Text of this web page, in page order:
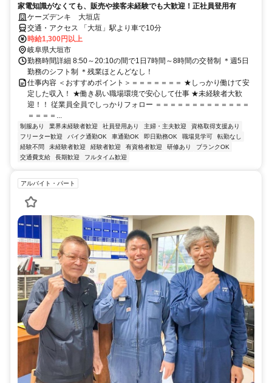
家電知識がなくても、販売や接客未経験でも大歓迎！正社員登用有
ケーズデンキ 大垣店
交通・アクセス 「大垣」駅より車で10分
時給1,300円以上
岐阜県大垣市
勤務時間詳細 8:50～20:10の間で1日7時間～8時間の交替制 ＊週5日
勤務のシフト制 ＊残業ほとんどなし！
仕事内容 ＜おすすめポイント＞＝＝＝＝＝＝＝ ★しっかり働けて安
定した収入！ ★働き易い職場環境で安心して仕事 ★未経験者大歓
迎！！ 従業員全員でしっかりフォロー ＝＝＝＝＝＝＝＝＝＝＝＝＝
＝＝＝＝...
制服あり 業界未経験者歓迎 社員登用あり 主婦・主夫歓迎
資格取得支援あり
フリーター歓迎
バイク通勤OK 車通勤OK 即日勤務OK 職場見学可
転勤なし
経験不問
未経験者歓迎 経験者歓迎 有資格者歓迎 研修あり
ブランクOK
交通費支給
長期歓迎 フルタイム歓迎
アルバイト・パート